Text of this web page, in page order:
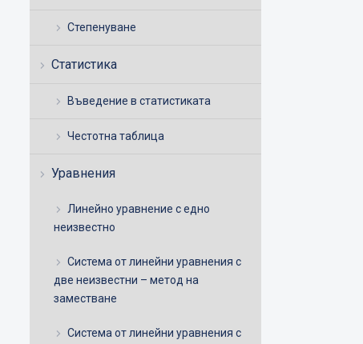
Степенуване
Статистика
Въведение в статистиката
Честотна таблица
Уравнения
Линейно уравнение с едно
неизвестно
Система от линейни уравнения с
две неизвестни – метод на
заместване
Система от линейни уравнения с